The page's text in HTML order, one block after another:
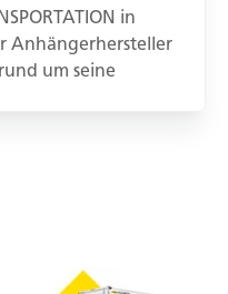
in
Anhängerhersteller
um seine